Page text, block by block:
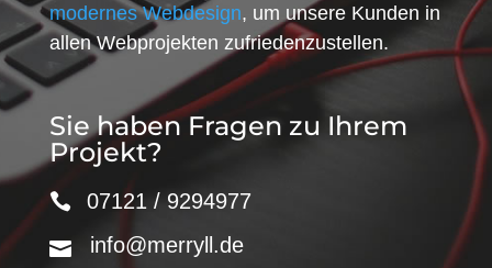
modernes Webdesign, um unsere Kunden in
allen Webprojekten zufriedenzustellen.
Sie haben Fragen zu Ihrem
Projekt?
07121 / 9294977
info@merryll.de